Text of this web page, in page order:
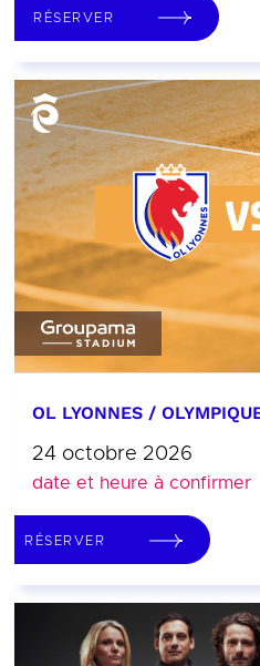
RÉSERVER
OL LYONNES /
24 octobre 2026
date et heure à confirmer
RÉSERVER